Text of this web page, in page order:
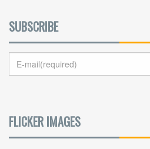
SUBSCRIBE
FLICKER IMAGES